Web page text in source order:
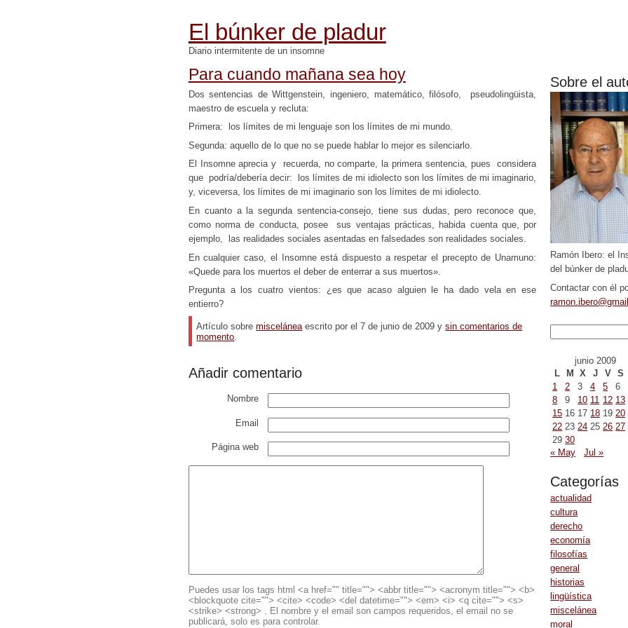
El búnker de pladur
Diario intermitente de un insomne
Sobre el
Ramón Ibero: el
del búnker de
Contactar con él
junio 2009
L
M X J V S
1
2 3 4 5 6
8
9 10 11 12 13
15 16 17 18 19 20
22 23 24 25 26 27
29 30
« May
Jul »
Categorías
actualidad
cultura
derecho
economía
filosofías
general
historias
lingüística
miscelánea
moral
Para cuando mañana sea hoy
Dos sentencias de Wittgenstein, ingeniero, matemático, filósofo, pseudolingüista,
maestro de escuela y recluta:
Primera: los límites de mi lenguaje son los límites de mi mundo.
Segunda: aquello de lo que no se puede hablar lo mejor es silenciarlo.
El Insomne aprecia y recuerda, no comparte, la primera sentencia, pues considera
que podría/debería decir: los límites de mi idiolecto son los límites de mi imaginario,
y, viceversa, los límites de mi imaginario son los límites de mi idiolecto.
En cuanto a la segunda sentencia-consejo, tiene sus dudas, pero reconoce que,
como norma de conducta, posee sus ventajas prácticas, habida cuenta que, por
ejemplo, las realidades sociales asentadas en falsedades son realidades sociales.
En cualquier caso, el Insomne está dispuesto a respetar el precepto de Unamuno:
«Quede para los muertos el deber de enterrar a sus muertos».
Pregunta a los cuatro vientos: ¿es que acaso alguien le ha dado vela en ese
entierro?
Artículo sobremiscelánea escrito por el 7 de junio de 2009 ysin comentarios de
momento
Añadir comentario
Nombre
Email
Página web
Puedes usar los tags html <a href="" title=""> <abbr title=""> <acronym title=""> <b>
<blockquote cite=""> <cite> <code> <del datetime=""> <em> <i> <q cite=""> <s>
<strike> <strong> . El nombre y el email son campos requeridos, el email no se
publicará, solo es para controlar.